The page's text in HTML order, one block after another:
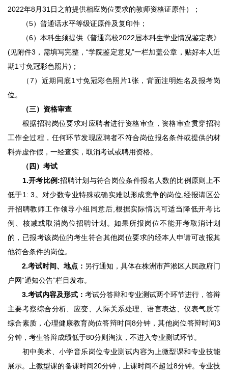
2022年8月31日之前提供相应岗位要求的教师资格证原件）；
（5）普通话水平等级证原件及复印件；
（6）本科生须提供《普通高校2022届本科生学业情况鉴定表》
(见附件3，需填写完整，“学院鉴定意见”一栏加盖公章，贴好本人近
期1寸免冠彩色照片)；
（7）近期同底1寸免冠彩色照片1张，背面注明姓名及报考岗
位。
（三）资格审查
根据招聘岗位要求对应聘者进行资格审查，资格审查贯穿招聘
工作全过程，任何环节发现应聘者不符合岗位报名条件或提供的材
料弄虚作假，一经查实，取消考试或聘用资格。
（四）考试
1.开考比例:招聘计划与符合岗位条件报名人数的比例原则上不
低于1: 3。对少数专业特殊或确实难以形成竞争的岗位,经报请区公
开招聘教师工作领导小组同意后,根据实际情况可适当降低开考比
例、核减或取消岗位招聘计划。如果所报岗位不能开考取消计划
的，已报考该岗位的考生符合其他岗位要求的经本人申请可改报其
他符合条件的岗位。
2.考试时间、地点： 另行通知，具体在株洲市芦淞区人民政府门
户网“通知公告”栏目发布。
3.考试内容及形式： 考试分答辩和专业测试两个环节进行，答辩
主要考察综合分析、应变、人际关系处理、语言表达、仪表气质等
综合素质，心理健康教育岗位答辩时间8分钟，其他岗位答辩时间3
分钟，考生答辩成绩低于80分则淘汰，不进入专业测试环节。
初中美术、小学音乐岗位专业测试内容为上微型课和专业技能
展示。上微型课的备课时间20分钟，上课时间不超过8分钟。专业技